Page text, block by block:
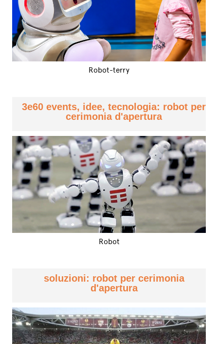
Robot-terry
3e60 events, idee, tecnologia: robot per
cerimonia d'apertura
Robot
soluzioni: robot per cerimonia
d'apertura